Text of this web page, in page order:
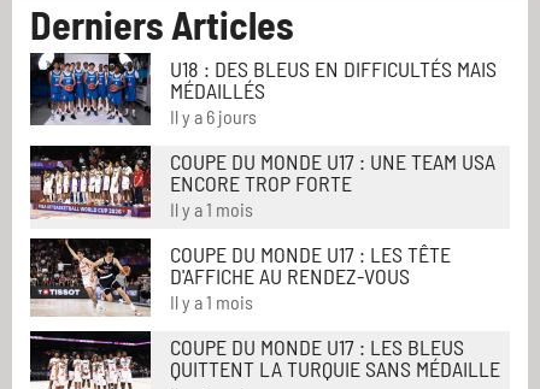
Derniers Articles
U18 : DES BLEUS EN DIFFICULTÉS MAIS
MÉDAILLÉS
Il y a 6 jours
COUPE DU MONDE U17 : UNE TEAM USA
ENCORE TROP FORTE
Il y a 1 mois
COUPE DU MONDE U17 : LES TÊTE
D'AFFICHE AU RENDEZ-VOUS
Il y a 1 mois
COUPE DU MONDE U17 : LES BLEUS
QUITTENT LA TURQUIE SANS MÉDAILLE